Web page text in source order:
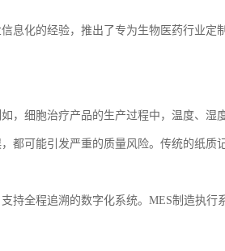
息化的经验，推出了专为生物医药行业定
，细胞治疗产品的生产过程中，温度、湿
都可能引发严重的质量风险。传统的纸质
持全程追溯的数字化系统。MES制造执行